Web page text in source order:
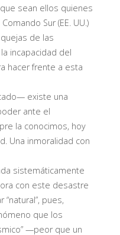
sean ellos quienes
Sur (EE. UU.)
de las
incapacidad del
hacer frente a esta
existe una
ante el
la conocimos, hoy
Una inmoralidad con
sistemáticamente
con este desastre
pues,
que los
—peor que un